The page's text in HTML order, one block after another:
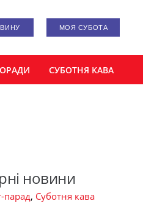
МОЯ СУБОТА
СУБОТНЯ КАВА
новини
парад, Суботня кава